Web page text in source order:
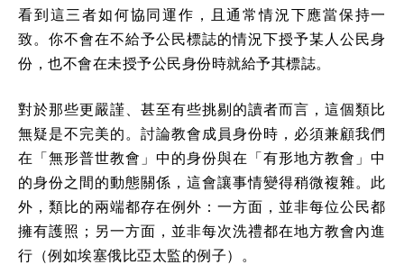
看到這三者如何協同運作，且通常情況下應當保持一
致。你不會在不給予公民標誌的情況下授予某人公民身
份，也不會在未授予公民身份時就給予其標誌。
對於那些更嚴謹、甚至有些挑剔的讀者而言，這個類比
無疑是不完美的。討論教會成員身份時，必須兼顧我們
在「無形普世教會」中的身份與在「有形地方教會」中
的身份之間的動態關係，這會讓事情變得稍微複雜。此
外，類比的兩端都存在例外：一方面，並非每位公民都
擁有護照；另一方面，並非每次洗禮都在地方教會內進
行（例如埃塞俄比亞太監的例子）。